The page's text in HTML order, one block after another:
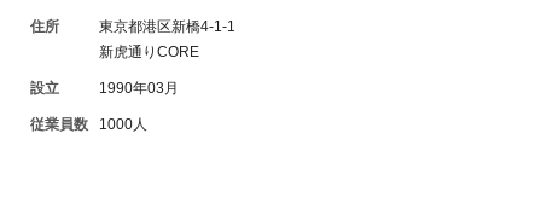
住所
東京都港区新橋4-1-1
新虎通りCORE
設立 1990年03月
従業員数 1000人